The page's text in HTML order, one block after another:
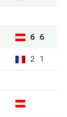
6 6
2 1